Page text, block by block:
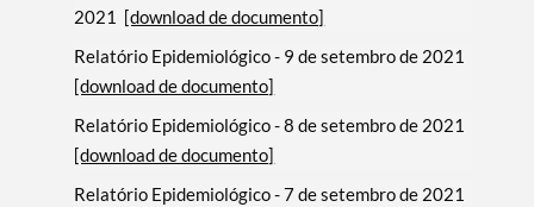
2021
[download de documento]
Relatório Epidemiológico - 9 de setembro de 2021
[download de documento]
Relatório Epidemiológico - 8 de setembro de 2021
[download de documento]
Relatório Epidemiológico - 7 de setembro de 2021